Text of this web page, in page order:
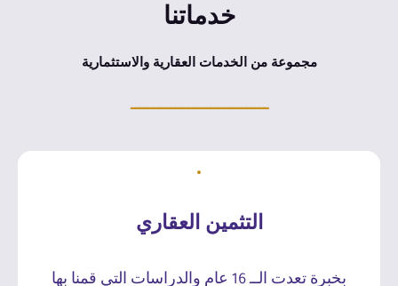
خدماتنا
مجموعة من الخدمات العقارية والاستثمارية
ـــــــــــــــــــــــــــــــ
التثمين العقاري
بخبرة تعدت الــ 16 عام والدراسات التي قمنا بها